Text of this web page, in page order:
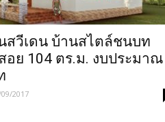
สวีเดน บ้านสไตล์ชนบท
อย 104 ตร.ม. งบประมาณ
2017